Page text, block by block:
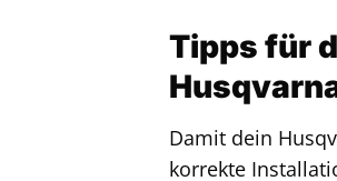
Tipps für
Damit dein
korrekte